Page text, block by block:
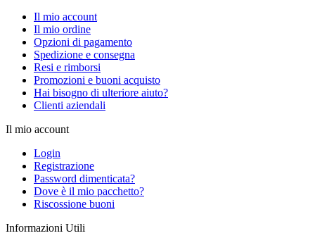
Il mio account
Il mio ordine
Opzioni di pagamento
Spedizione e consegna
Resi e rimborsi
Promozioni e buoni acquisto
Hai bisogno di ulteriore aiuto?
Clienti aziendali
Il mio account
Login
Registrazione
Password dimenticata?
Dove è il mio pacchetto?
Riscossione buoni
Informazioni Utili